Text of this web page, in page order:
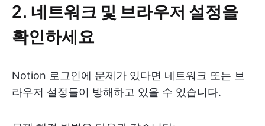
2. 네트워크 및 브라우저 설정을
확인하세요
Notion 로그인에 문제가 있다면 네트워크 또는 브
라우저 설정들이 방해하고 있을 수 있습니다.